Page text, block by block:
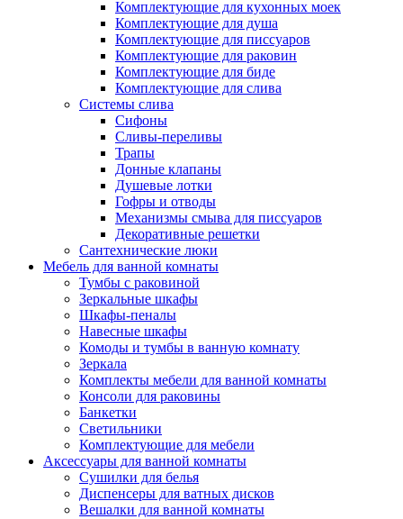
Комплектующие для кухонных моек
Комплектующие для душа
Комплектующие для писсуаров
Комплектующие для раковин
Комплектующие для биде
Комплектующие для слива
Системы слива
Сифоны
Сливы-переливы
Трапы
Донные клапаны
Душевые лотки
Гофры и отводы
Механизмы смыва для писсуаров
Декоративные решетки
Сантехнические люки
Мебель для ванной комнаты
Тумбы с раковиной
Зеркальные шкафы
Шкафы-пеналы
Навесные шкафы
Комоды и тумбы в ванную комнату
Зеркала
Комплекты мебели для ванной комнаты
Консоли для раковины
Банкетки
Светильники
Комплектующие для мебели
Аксессуары для ванной комнаты
Сушилки для белья
Диспенсеры для ватных дисков
Вешалки для ванной комнаты